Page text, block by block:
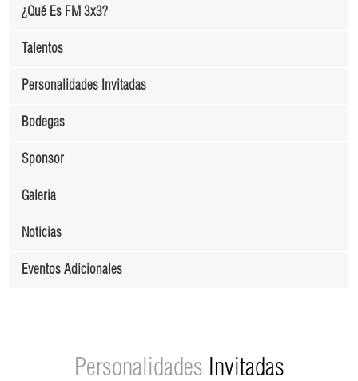
¿Qué Es FM 3x3?
Talentos
Personalidades Invitadas
Bodegas
Sponsor
Galeria
Noticias
Eventos Adicionales
Personalidades Invitadas